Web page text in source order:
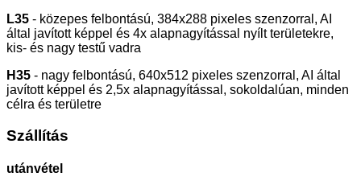
L35 - közepes felbontású, 384x288 pixeles szenzorral, AI
által javított képpel és 4x alapnagyítással nyílt területekre,
kis- és nagy testű vadra
H35 - nagy felbontású, 640x512 pixeles szenzorral, AI által
javított képpel és 2,5x alapnagyítással, sokoldalúan, minden
célra és területre
Szállítás
utánvétel